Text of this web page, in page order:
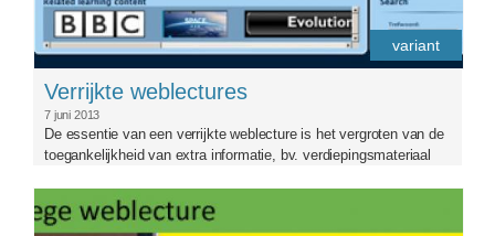
variant
Verrijkte weblectures
7 juni 2013
De essentie van een verrijkte weblecture is het vergroten van de
toegankelijkheid van extra informatie, bv. verdiepingsmateriaal
kennisclip_1.jpg